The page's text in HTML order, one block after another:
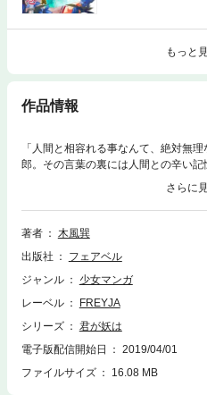
もっと
作品情報
「人間と相容れる事なんて、絶対無
郎。その言葉の裏には人間との辛い
去、そして鴉族の悲劇―。原稿16～18
著者
木風巽
出版社
フェアベル
ジャンル
少女マンガ
レーベル
FREYJA
シリーズ
君が妖は
電子版配信開始日
2019/04/01
ファイルサイズ
16.08 MB